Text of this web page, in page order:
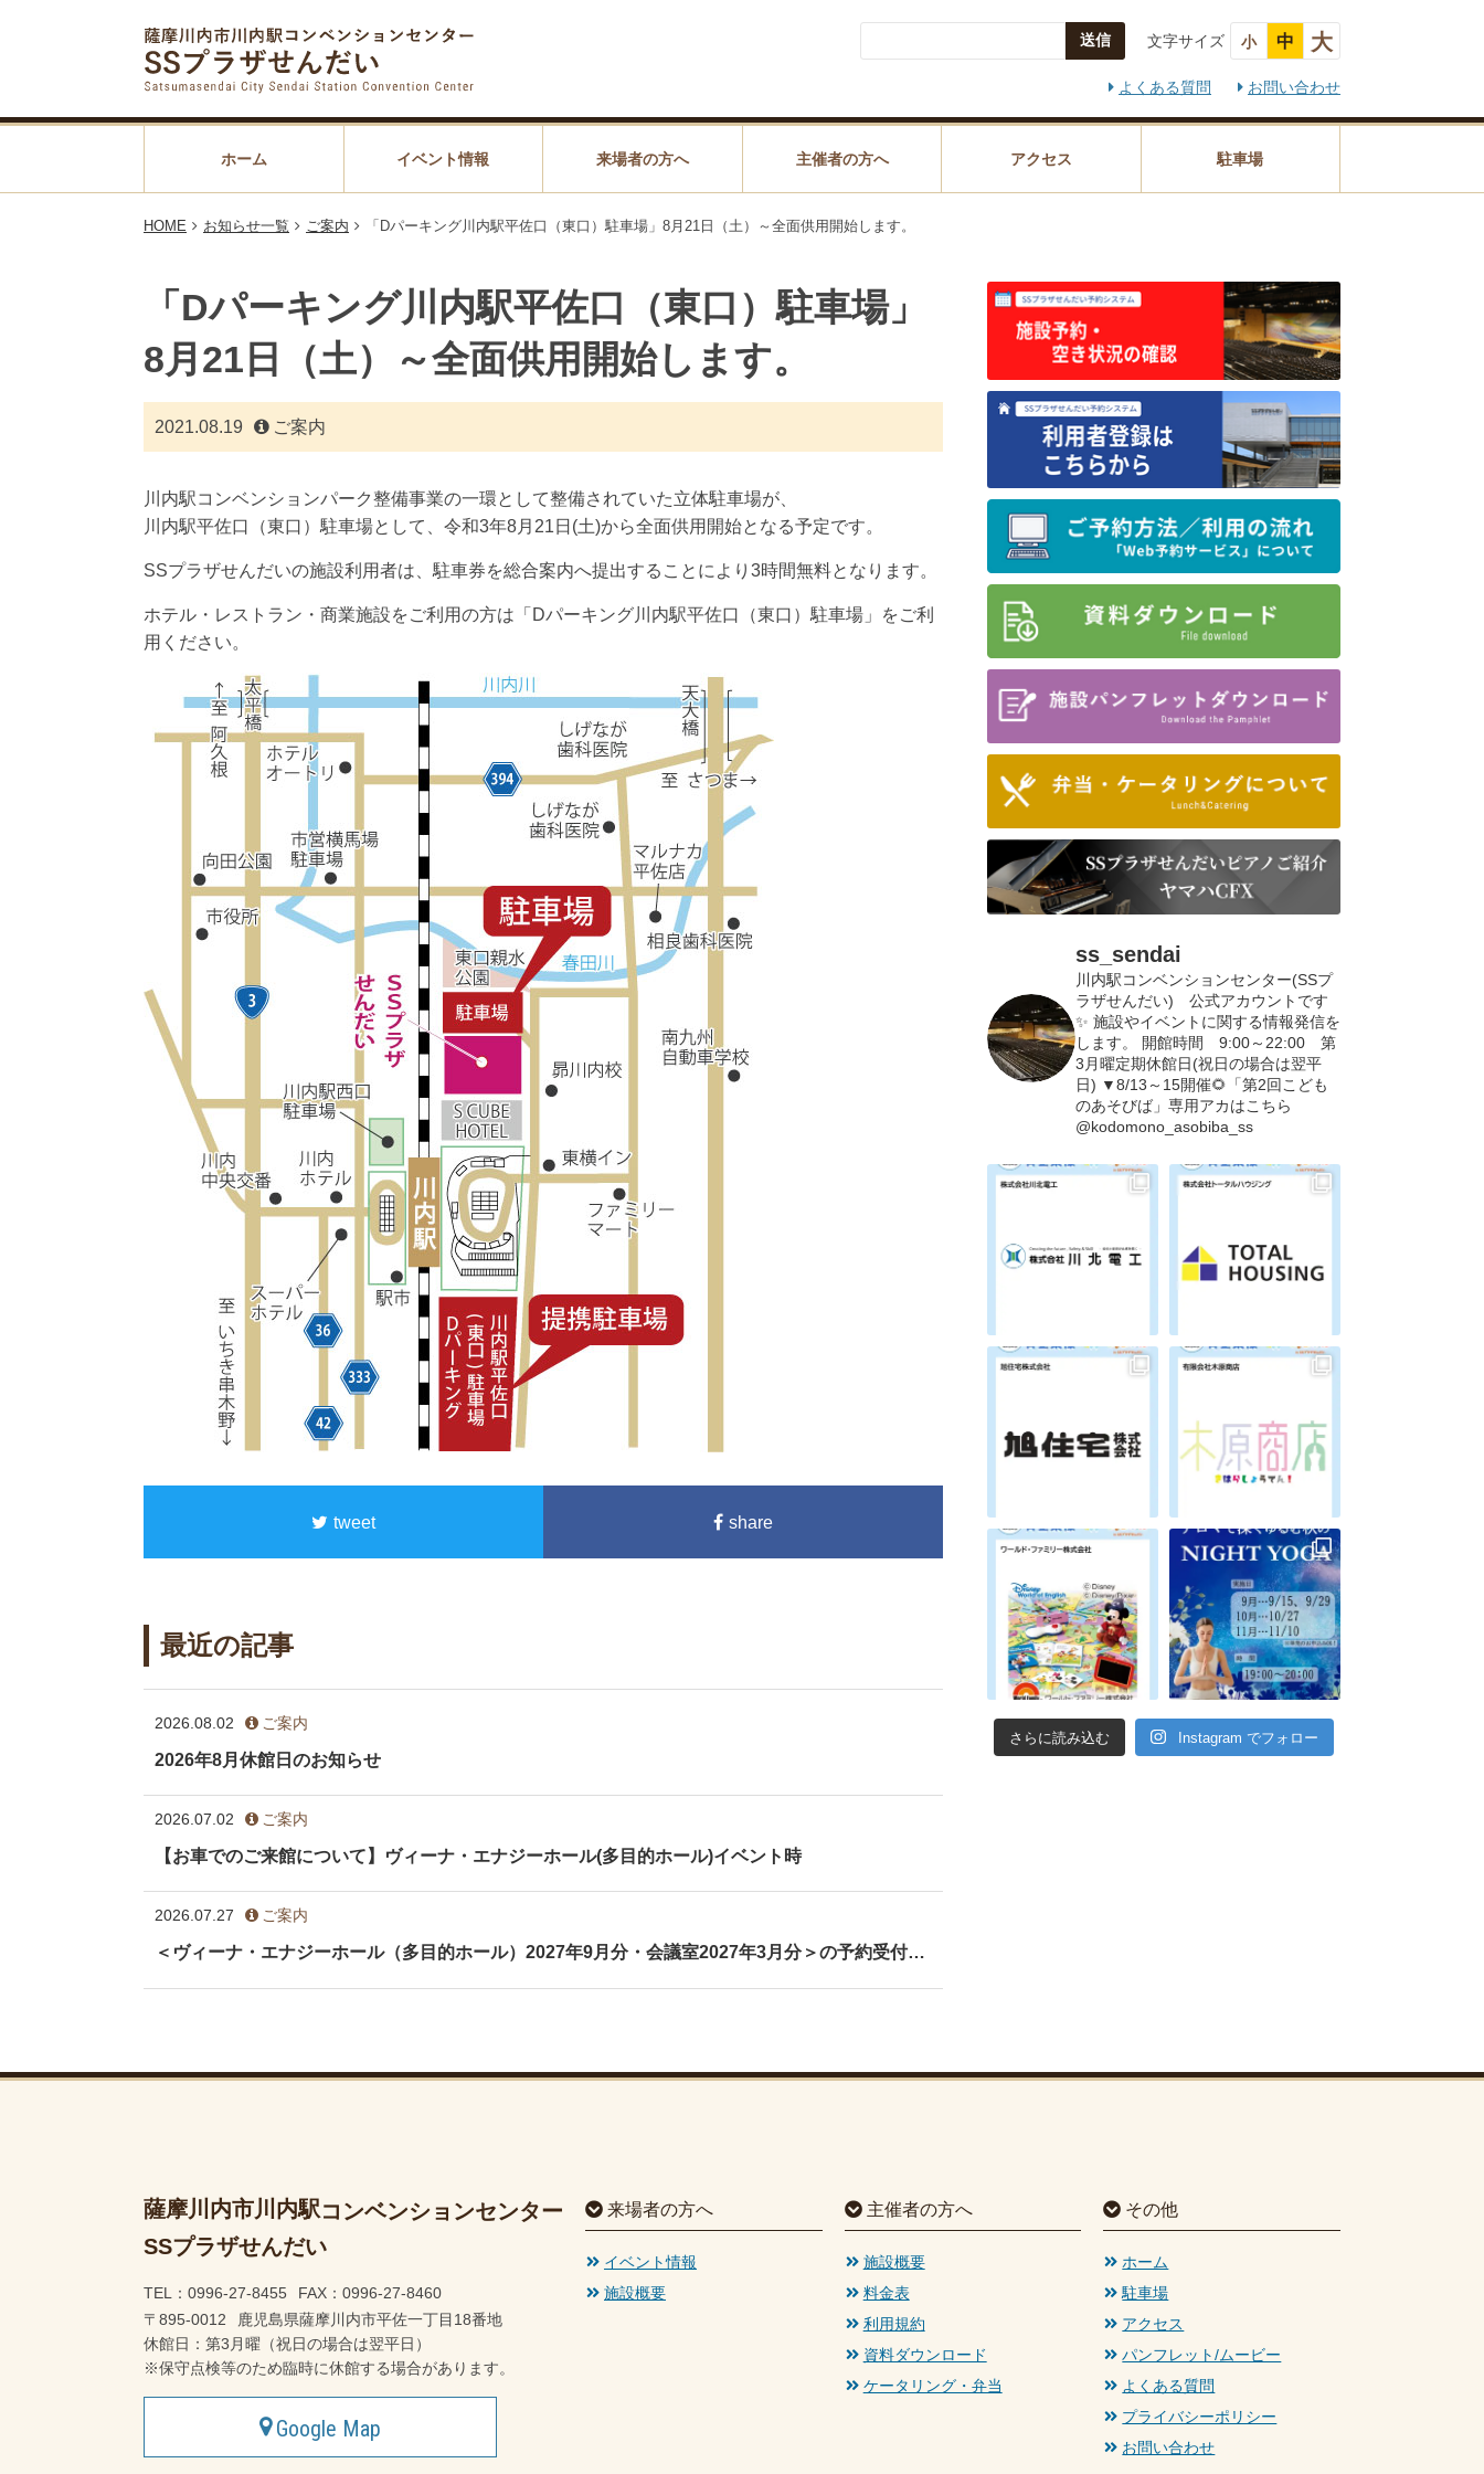
文字サイズ 小 中 大
よくある質問 お問い合わせ
ホーム イベント情報 来場者の方へ 主催者の方へ アクセス 駐車場
HOME お知らせ一覧 ご案内 「Dパーキング川内駅平佐口（東口）駐車場」8月21日（土）～全面供用開始します。
「Dパーキング川内駅平佐口（東口）駐車場」
8月21日（土）～全面供用開始します。
2021.08.19 ご案内
川内駅コンベンションパーク整備事業の一環として整備されていた立体駐車場が、
川内駅平佐口（東口）駐車場として、令和3年8月21日(土)から全面供用開始となる予定です。
SSプラザせんだいの施設利用者は、駐車券を総合案内へ提出することにより3時間無料となります。
ホテル・レストラン・商業施設をご利用の方は「Dパーキング川内駅平佐口（東口）駐車場」をご利
用ください。
tweet share
最近の記事
2026.08.02 ご案内
2026年8月休館日のお知らせ
2026.07.02 ご案内
【お車でのご来館について】ヴィーナ・エナジーホール(多目的ホール)イベント時
2026.07.27 ご案内
＜ヴィーナ・エナジーホール（多目的ホール）2027年9月分・会議室2027年3月分＞の予約受付を開始します。
ss_sendai
川内駅コンベンションセンター(SSプ
ラザせんだい) 公式アカウントです
✨ 施設やイベントに関する情報発信を
します。
開館時間 9:00～22:00 第
3月曜定期休館日(祝日の場合は翌平
日) ▼8/13～15開催🌻「第2回こども
のあそびば」専用アカはこちら
@kodomono_asobiba_ss
さらに読み込む Instagram でフォロー
薩摩川内市川内駅コンベンションセンター
SSプラザせんだい
TEL：0996-27-8455
FAX：0996-27-8460
〒895-0012
鹿児島県薩摩川内市平佐一丁目18番地
休館日：第3月曜（祝日の場合は翌平日）
※保守点検等のため臨時に休館する場合があります。
Google Map
来場者の方へ
イベント情報
施設概要
主催者の方へ
施設概要
料金表
利用規約
資料ダウンロード
ケータリング・弁当
その他
ホーム
駐車場
アクセス
パンフレット/ムービー
よくある質問
プライバシーポリシー
お問い合わせ